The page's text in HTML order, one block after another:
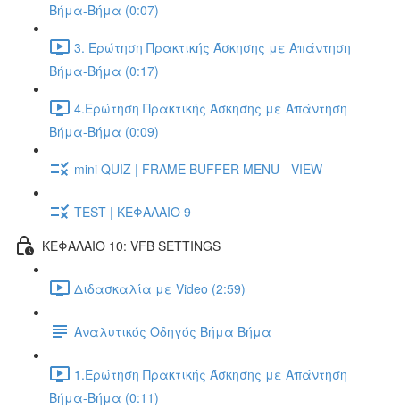
Βήμα-Βήμα (0:07)
3. Ερώτηση Πρακτικής Άσκησης με Απάντηση
Βήμα-Βήμα (0:17)
4.Ερώτηση Πρακτικής Άσκησης με Απάντηση
Βήμα-Βήμα (0:09)
mini QUIZ | FRAME BUFFER MENU - VIEW
TEST | ΚΕΦΑΛΑΙΟ 9
ΚΕΦΑΛΑΙΟ 10: VFB SETTINGS
Διδασκαλία με Video (2:59)
Αναλυτικός Οδηγός Βήμα Βήμα
1.Ερώτηση Πρακτικής Άσκησης με Απάντηση
Βήμα-Βήμα (0:11)